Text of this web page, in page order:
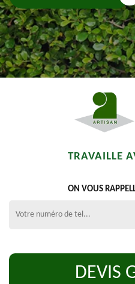
TRAVAILLE
ON VOUS
DEVIS